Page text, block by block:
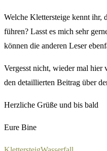
Welche Klettersteige kennt ihr,
führen? Lasst es mich sehr
können die anderen Leser
Vergesst nicht, wieder mal hier
den detaillierten Beitrag über
Herzliche Grüße und bis bald
Eure Bine